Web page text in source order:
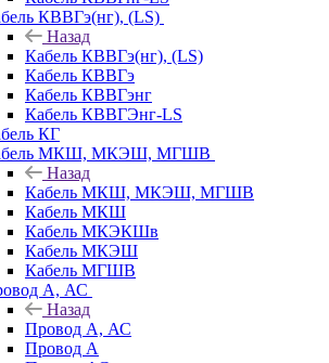
КВВГэ(нг), (LS)
Назад
Кабель КВВГэ(нг), (LS)
Кабель КВВГэ
Кабель КВВГэнг
Кабель КВВГЭнг-LS
КГ
МКШ, МКЭШ, МГШВ
Назад
Кабель МКШ, МКЭШ, МГШВ
Кабель МКШ
Кабель МКЭКШв
Кабель МКЭШ
Кабель МГШВ
А, АС
Назад
Провод А, АС
Провод А